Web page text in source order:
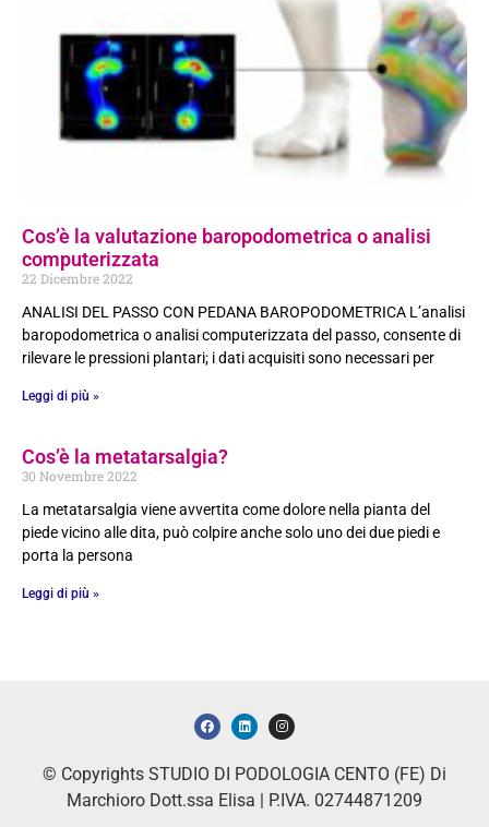
Cos’è la valutazione baropodometrica o analisi
computerizzata
22 Dicembre 2022
ANALISI DEL PASSO CON PEDANA BAROPODOMETRICA L’analisi
baropodometrica o analisi computerizzata del passo, consente di
rilevare le pressioni plantari; i dati acquisiti sono necessari per
Leggi di più »
Cos’è la metatarsalgia?
30 Novembre 2022
La metatarsalgia viene avvertita come dolore nella pianta del
piede vicino alle dita, può colpire anche solo uno dei due piedi e
porta la persona
Leggi di più »
© Copyrights STUDIO DI PODOLOGIA CENTO (FE) Di
Marchioro Dott.ssa Elisa | P.IVA. 02744871209